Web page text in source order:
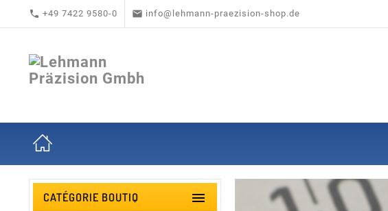
 +49 7422 9580-0  info@lehmann-praezision-shop.de
CATÉGORIE BOUTIQ 